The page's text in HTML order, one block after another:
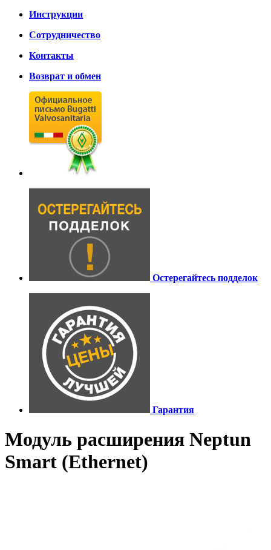
Инструкции
Сотрудничество
Контакты
Возврат и обмен
Остерегайтесь подделок
Гарантия
Модуль расширения Neptun
Smart (Ethernet)